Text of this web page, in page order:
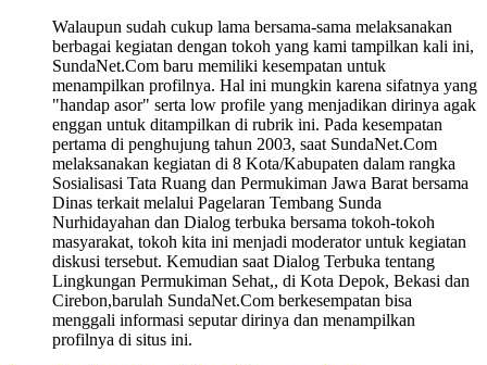
Walaupun sudah cukup lama bersama-sama melaksanakan
berbagai kegiatan dengan tokoh yang kami tampilkan kali ini,
SundaNet.Com baru memiliki kesempatan untuk
menampilkan profilnya. Hal ini mungkin karena sifatnya yang
"handap asor" serta low profile yang menjadikan dirinya agak
enggan untuk ditampilkan di rubrik ini. Pada kesempatan
pertama di penghujung tahun 2003, saat SundaNet.Com
melaksanakan kegiatan di 8 Kota/Kabupaten dalam rangka
Sosialisasi Tata Ruang dan Permukiman Jawa Barat bersama
Dinas terkait melalui Pagelaran Tembang Sunda
Nurhidayahan dan Dialog terbuka bersama tokoh-tokoh
masyarakat, tokoh kita ini menjadi moderator untuk kegiatan
diskusi tersebut. Kemudian saat Dialog Terbuka tentang
Lingkungan Permukiman Sehat,, di Kota Depok, Bekasi dan
Cirebon,barulah SundaNet.Com berkesempatan bisa
menggali informasi seputar dirinya dan menampilkan
profilnya di situs ini.